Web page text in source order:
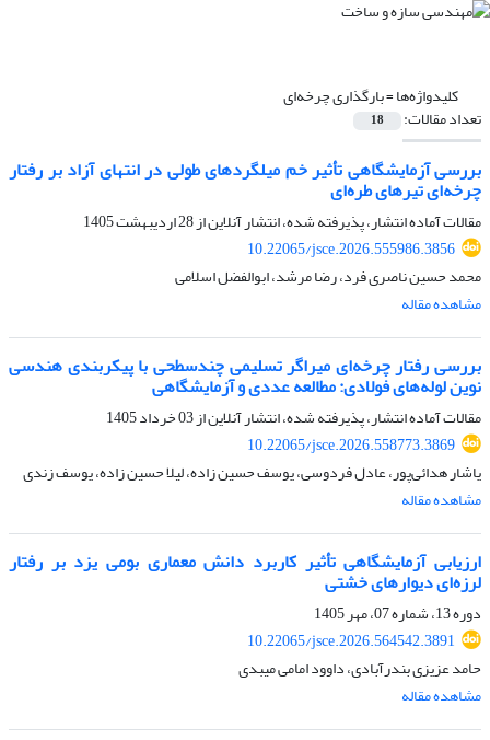
کلیدواژه‌ها =بارگذاری چرخه‌ای
تعداد مقالات: 18
بررسی آزمایشگاهی تأثیر خم میلگردهای طولی در انتهای آزاد بر رفتار
چرخه‌ای تیرهای طره‌ای
مقالات آماده انتشار، پذیرفته شده، انتشار آنلاین از28 اردیبهشت 1405
10.22065/jsce.2026.555986.3856
محمد حسین ناصری فرد، رضا مرشد، ابوالفضل اسلامی
مشاهده مقاله
بررسی رفتار چرخه‌ای میراگر تسلیمی چندسطحی با پیکربندی هندسی
نوین لوله‌های فولادی: مطالعه عددی و آزمایشگاهی
مقالات آماده انتشار، پذیرفته شده، انتشار آنلاین از03 خرداد 1405
10.22065/jsce.2026.558773.3869
یاشار هدائی‌پور، عادل فردوسی، یوسف حسین زاده، لیلا حسین زاده، یوسف زندی
مشاهده مقاله
ارزیابی آزمایشگاهی تأثیر کاربرد دانش معماری بومی یزد بر رفتار
لرزه‌ای دیوارهای خشتی
دوره 13، شماره 07، مهر 1405
10.22065/jsce.2026.564542.3891
حامد عزیزی بندرآبادی، داوود امامی میبدی
مشاهده مقاله